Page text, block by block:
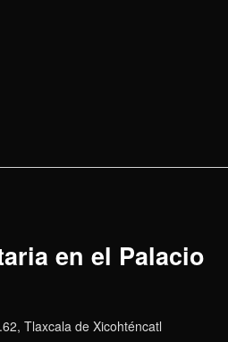
en el Palacio
Tlaxcala de Xicohténcatl